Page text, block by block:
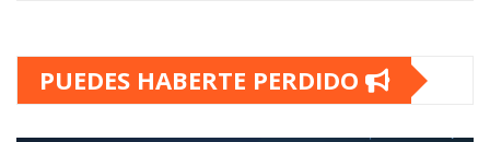
PUEDES HABERTE PERDIDO